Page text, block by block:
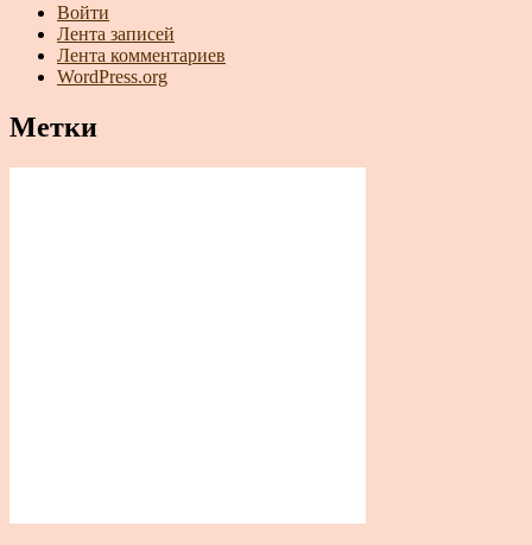
Войти
Лента записей
Лента комментариев
WordPress.org
Метки